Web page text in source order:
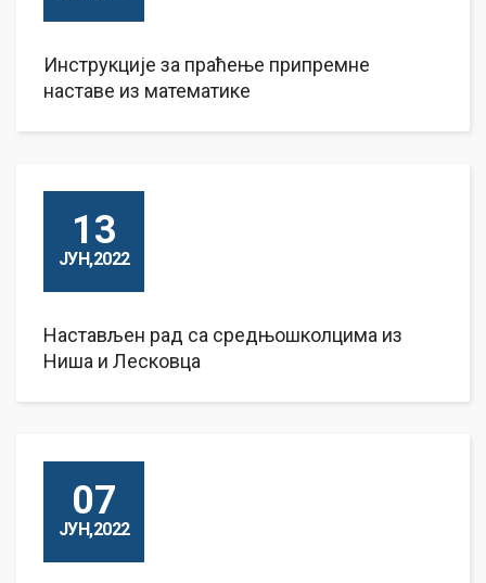
Инструкције за праћење припремне
наставе из математике
13
ЈУН,2022
Настављен рад са средњошколцима из
Ниша и Лесковца
07
ЈУН,2022